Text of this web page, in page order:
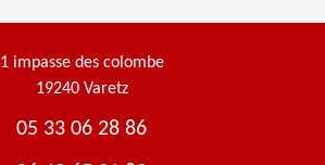
1 impasse des colombe
19240 Varetz
05 33 06 28 86